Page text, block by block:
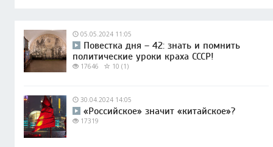
05.05.2024 11:05
Повестка дня – 42: знать и помнить
политические уроки краха СССР!
17646 10 (1)
30.04.2024 14:05
«Российское» значит «китайское»?
17319